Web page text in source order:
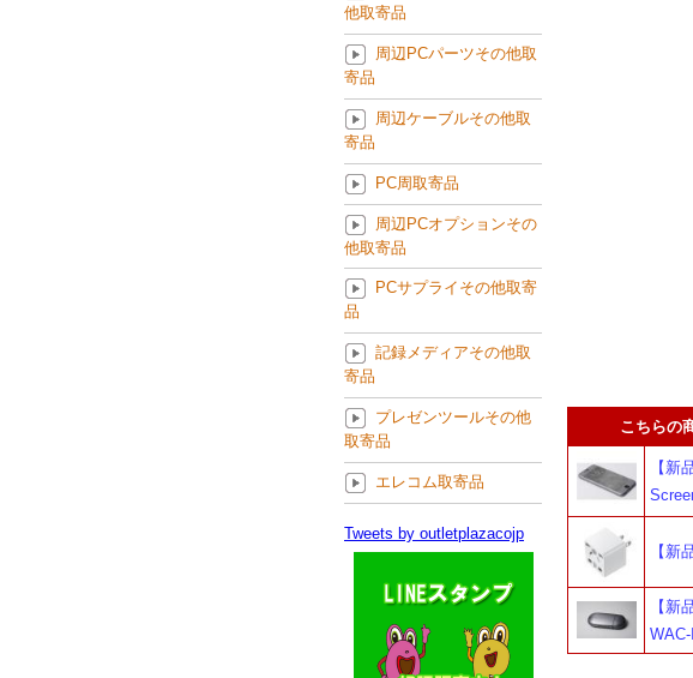
こちらの商
【新
【新
【新
他取寄品
周辺PCパーツその他取
寄品
周辺ケーブルその他取
寄品
PC周取寄品
周辺PCオプションその
他取寄品
PCサプライその他取寄
品
記録メディアその他取
寄品
プレゼンツールその他
取寄品
エレコム取寄品
Tweets by outletplazacojp